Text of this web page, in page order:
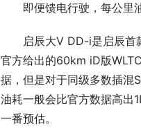
即便馈电行驶，每公里
启辰大V DD-i是启辰首
官方给出的60km iD版
据，但是对于同级多数插混
油耗一般会比官方数据高出
一番预估。